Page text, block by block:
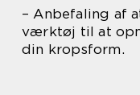
– Anbefaling af
værktøj til at
din kropsform.